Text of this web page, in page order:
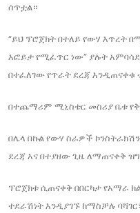
ሰጥቷል።
“ይህ ፕሮጀክት በተለይ የውሃ እጥረት
እፎይታ የሚፈጥር ነው” ያሉት
በተፈለገው የጥራት ደረጃ እንዲጠናቀቁ
በተጨማሪም ሚኒስቴር መስሪያ ቤቱ
በሌላ በኩል የውሃ ስራዎች
ደረጃ እና በተያዘው ጊዜ ለማጠናቀቅ
ፕሮጀክቱ ሲጠናቀቅ በበርካታ የአማራ
ተደራሽነት እንዲያገኙ ከማስቻሉ